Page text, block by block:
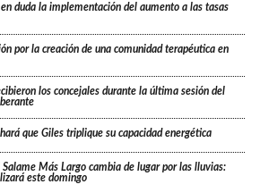
en duda la implementación del aumento a las tasas
por la creación de una comunidad terapéutica en
los concejales durante la última sesión del
que Giles triplique su capacidad energética
Salame Más Largo cambia de lugar por las lluvias:
este domingo